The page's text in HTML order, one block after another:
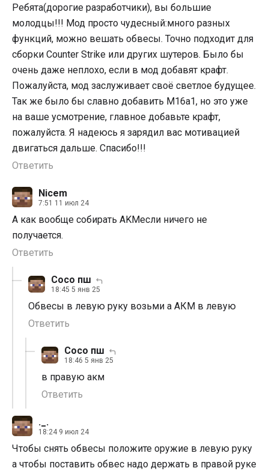
Ребята(дорогие разработчики), вы большие
молодцы!!! Мод просто чудесный:много разных
функций, можно вешать обвесы. Точно подходит для
сборки Counter Strike или других шутеров. Было бы
очень даже неплохо, если в мод добавят крафт.
Пожалуйста, мод заслуживает своë светлое будущее.
Так же было бы славно добавить M16a1, но это уже
на ваше усмотрение, главное добавьте крафт,
пожалуйста. Я надеюсь я зарядил вас мотивацией
двигаться дальше. Спасибо!!!
Ответить
Nicem
7:51 11 июл 24
А как вообще собирать AKMесли ничего не
получается.
Ответить
Сосо пш
18:45 5 янв 25
Обвесы в левую руку возьми а АКМ в левую
Ответить
Сосо пш
18:46 5 янв 25
в правую акм
Ответить
._.
18:24 9 июл 24
Чтобы снять обвесы положите оружие в левую руку
а чтобы поставить обвес надо держать в правой руке